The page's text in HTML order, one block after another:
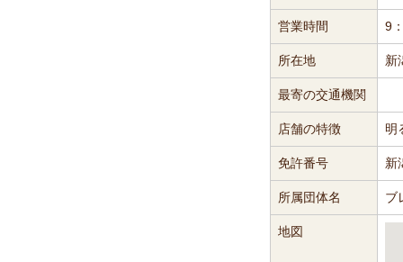
営業時間 9
所在地 新
最寄の交通機関
店舗の特徴 明
免許番号 新
所属団体名 ブ
地図